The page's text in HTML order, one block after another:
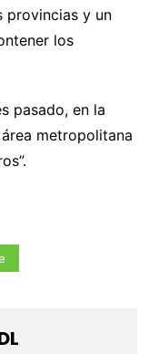
provincias y un
los
pasado, en la
metropolitana